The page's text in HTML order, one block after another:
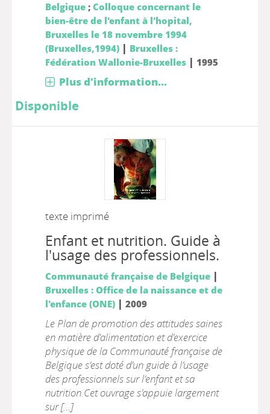
Belgique; Colloque concernant le
bien-être de l'enfant à l'hopital,
Bruxelles le 18 novembre 1994
(Bruxelles,1994) | Bruxelles :
Fédération Wallonie-Bruxelles| 1995
Plus d'information...
Disponible
texte imprimé
Enfant et nutrition. Guide à
l'usage des professionnels.
Communauté française de Belgique |
Bruxelles : Office de la naissance et de
l'enfance (ONE)| 2009
Le Plan de promotion des attitudes saines
en matière d’alimentation et d’exercice
physique de la Communauté française de
Belgique s’est doté d’un guide à l’usage
des professionnels sur l’enfant et sa
nutrition.Cet ouvrage s’appuie largement
sur [...]